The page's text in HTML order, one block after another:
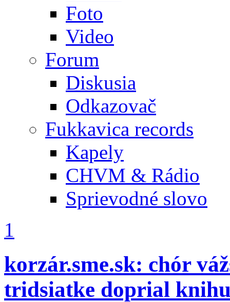
Foto
Video
Forum
Diskusia
Odkazovač
Fukkavica records
Kapely
CHVM & Rádio
Sprievodné slovo
1
korzár.sme.sk: chór
tridsiatke doprial